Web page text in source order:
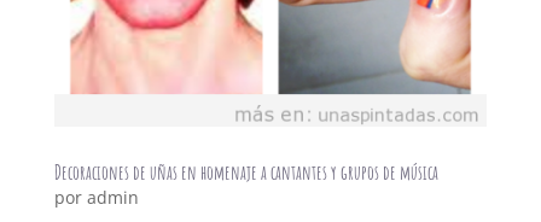
Decoraciones de uñas en homenaje a cantantes y grupos de música
por admin